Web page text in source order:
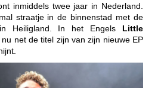
inmiddels twee jaar in Nederland.
straatje in de binnenstad met de
Heiligland. In het Engels Little
nu net de titel zijn van zijn nieuwe EP